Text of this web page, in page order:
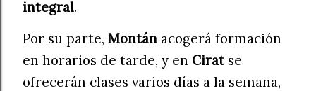
integral.
Por su parte, Montán acogerá formación
en horarios de tarde, y en Ciratse
ofrecerán clases varios días a la semana,